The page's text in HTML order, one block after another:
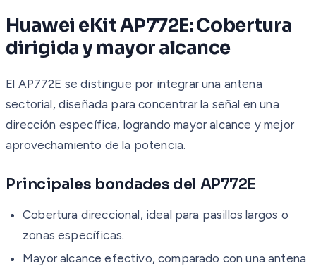
Huawei eKit AP772E: Cobertura
dirigida y mayor alcance
El AP772E se distingue por integrar una antena
sectorial, diseñada para concentrar la señal en una
dirección específica, logrando mayor alcance y mejor
aprovechamiento de la potencia.
Principales bondades del AP772E
Cobertura direccional, ideal para pasillos largos o
zonas específicas.
Mayor alcance efectivo, comparado con una antena